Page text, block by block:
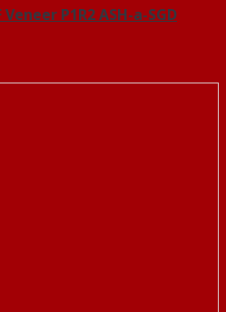
P1R2 ASH-a-SGD